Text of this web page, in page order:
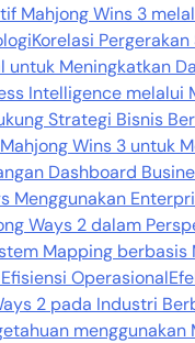
Mahjong Wins 3
Korelasi
untuk Meningkatkan
Intelligence melalui
Strategi Bisnis
Wins 3 untuk
Dashboard
Menggunakan
Ways 2 dalam
Mapping
Operasional
2 pada Industri